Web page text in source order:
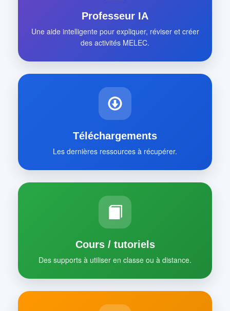
Professeur IA
Une aide intelligente pour expliquer, réviser et créer
des activités MELEC.
Téléchargements
Les dernières ressources à récupérer.
Cours / tutoriels
Des supports à utiliser en classe ou à distance.